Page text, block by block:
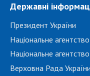
Державні
Президент України
Національне
Національне
Верховна Рада України